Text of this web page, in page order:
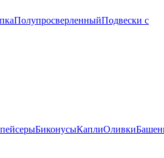
ПолупросверленныйПодвески с
БиконусыКаплиОливки